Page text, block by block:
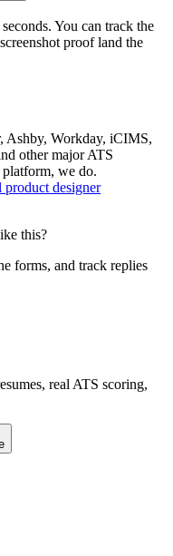
You can track the
proof land the
Ashby, Workday, iCIMS,
other major ATS
we do.
product designer
this?
forms, and track replies
real ATS scoring,